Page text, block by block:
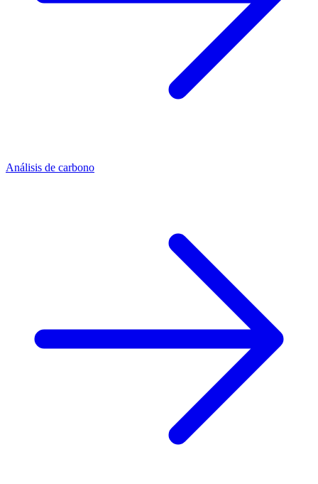
Análisis de carbono